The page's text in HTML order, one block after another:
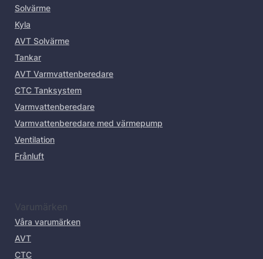
Solvärme
Kyla
AVT Solvärme
Tankar
AVT Varmvattenberedare
CTC Tanksystem
Varmvattenberedare
Varmvattenberedare med värmepump
Ventilation
Frånluft
Varumärken
Våra varumärken
AVT
CTC